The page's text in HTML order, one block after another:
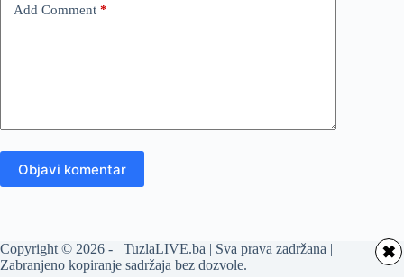
Add Comment *
Objavi komentar
Copyright © 2026 - TuzlaLIVE.ba | Sva prava zadržana |
Zabranjeno kopiranje sadržaja bez dozvole.
✖